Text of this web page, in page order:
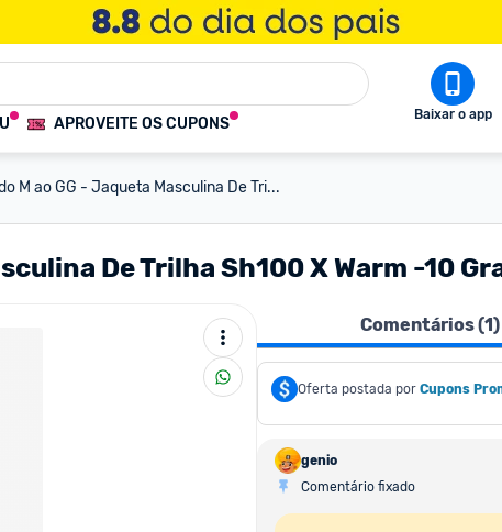
APROVEITE OS CUPONS Baixar o app
M ao GG - Jaqueta Masculina De Tri...
De Trilha Sh100 X Warm -10
Comentários (1)
Oferta postada por Cupons
genio
Comentário fixado